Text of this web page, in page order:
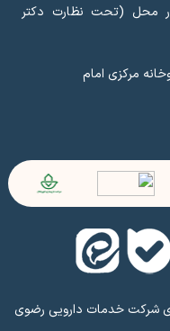
محل (تحت نظارت دکتر
مرکزی امام
شرکت خدمات دارویی رضوی